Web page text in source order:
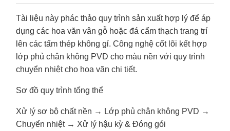
Tài liệu này phác thảo quy trình sản xuất hợp lý để áp
dụng các hoa văn vân gỗ hoặc đá cẩm thạch trang trí
lên các tấm thép không gỉ. Công nghệ cốt lõi kết hợp
lớp phủ chân không PVD cho màu nền với quy trình
chuyển nhiệt cho hoa văn chi tiết.
Sơ đồ quy trình tổng thể
Xử lý sơ bộ chất nền → Lớp phủ chân không PVD →
Chuyển nhiệt → Xử lý hậu kỳ & Đóng gói